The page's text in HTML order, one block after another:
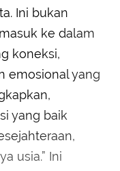
Ini bukan
ke dalam
koneksi,
emosional yang
yang baik
usia.” Ini